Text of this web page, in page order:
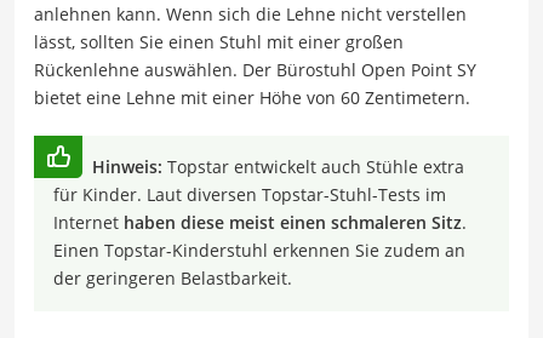
anlehnen kann. Wenn sich die Lehne nicht verstellen
lässt, sollten Sie einen Stuhl mit einer großen
Rückenlehne auswählen. Der Bürostuhl Open Point SY
bietet eine Lehne mit einer Höhe von 60 Zentimetern.
Hinweis: Topstar entwickelt auch Stühle extra
für Kinder. Laut diversen Topstar-Stuhl-Tests im
Internet haben diese meist einen schmaleren Sitz.
Einen Topstar-Kinderstuhl erkennen Sie zudem an
der geringeren Belastbarkeit.